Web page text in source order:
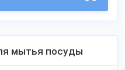
мытья посуды